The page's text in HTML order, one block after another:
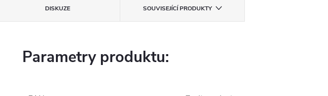
DISKUZE SOUVISEJÍCÍ PRODUKTY
Parametry produktu: